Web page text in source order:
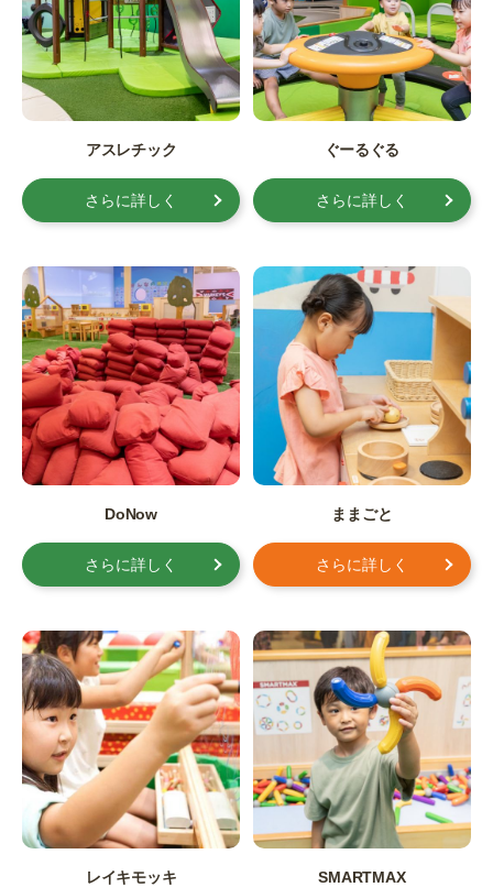
アスレチック
さらに詳しく
ぐーるぐる
さらに詳しく
DoNow
さらに詳しく
ままごと
さらに詳しく
レイキモッキ SMARTMAX